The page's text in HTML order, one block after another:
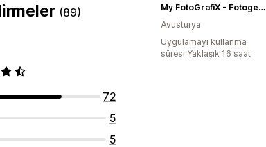
(89)
72
5
5
My FotoGrafiX - Fotogeschenke mit Herz
Avusturya
Uygulamayı kullanma
süresi:Yaklaşık 16 saat